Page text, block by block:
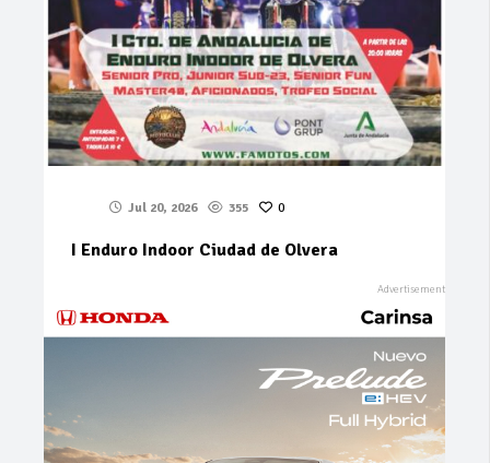
Jul 20, 2026 355 0
I Enduro Indoor Ciudad de Olvera